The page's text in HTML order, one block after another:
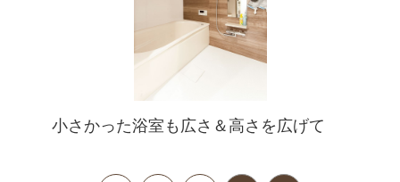
小さかった浴室も広さ＆高さを広げて